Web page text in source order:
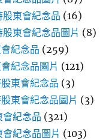
股東會紀念品 (16)
股東會紀念品圖片 (8)
紀念品 (259)
紀念品圖片 (121)
股東會紀念品 (3)
東會紀念品圖片 (3)
會紀念品 (321)
會紀念品圖片 (103)